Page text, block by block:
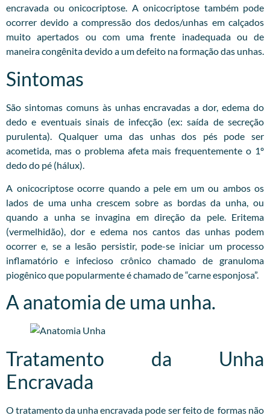
encravada ou onicocriptose. A onicocriptose também pode
ocorrer devido a compressão dos dedos/unhas em calçados
muito apertados ou com uma frente inadequada ou de
maneira congênita devido a um defeito na formação das unhas.
Sintomas
São sintomas comuns às unhas encravadas a dor, edema do
dedo e eventuais sinais de infecção (ex: saída de secreção
purulenta). Qualquer uma das unhas dos pés pode ser
acometida, mas o problema afeta mais frequentemente o 1º
dedo do pé (hálux).
A onicocriptose ocorre quando a pele em um ou ambos os
lados de uma unha crescem sobre as bordas da unha, ou
quando a unha se invagina em direção da pele. Eritema
(vermelhidão), dor e edema nos cantos das unhas podem
ocorrer e, se a lesão persistir, pode-se iniciar um processo
inflamatório e infecioso crônico chamado de granuloma
piogênico que popularmente é chamado de “carne esponjosa”.
A anatomia de uma unha.
Tratamento da Unha
Encravada
O tratamento da unha encravada pode ser feito de formas não